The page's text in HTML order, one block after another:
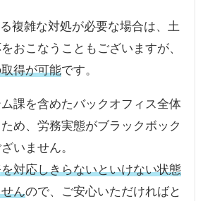
複雑な対処が必要な場合は、土
おこなうこともございますが、
得が可能です。
課を含めたバックオフィス全体
め、労務実態がブラックボック
いません。
対応しきらないといけない状態
んので、ご安心いただければと